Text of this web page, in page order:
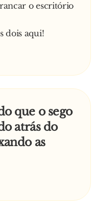
o escritório
dois aqui!
que o sego
atrás do
as